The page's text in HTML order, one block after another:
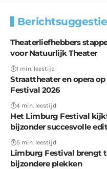
Theaterliefhebbers
voor Natuurlijk Theater
1 min. leestijd
Straattheater en opera
Festival 2026
4 min. leestijd
Het Limburg Festival
bijzonder succesvolle
5 min. leestijd
Limburg Festival brengt
bijzondere plekken